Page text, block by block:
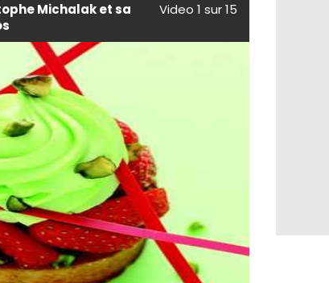
Michalak et sa
Video 1 sur 15